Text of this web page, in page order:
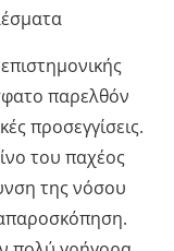
παρελθόν
προσεγγίσεις.
του παχέος
της νόσου